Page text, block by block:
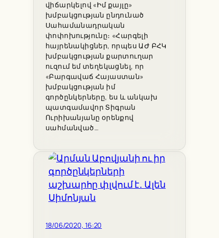
վիճարկելով «Իմ քայլը»
խմբակցության ընդունած
Սահամանադրական
փոփոխությունը։ «Հարգելի
հայրենակիցներ, որպես ԱԺ ԲՀԿ
խմբակցության քարտուղար
ուզում եմ տեղեկացնել, որ
«Բարգավաճ Հայաստան»
խմբակցության իմ
գործընկերները, ես և անկախ
պատգամավոր Տիգրան
Ուրիխանյանը օրենքով
սահմանված…
18/06/2020, 16:20